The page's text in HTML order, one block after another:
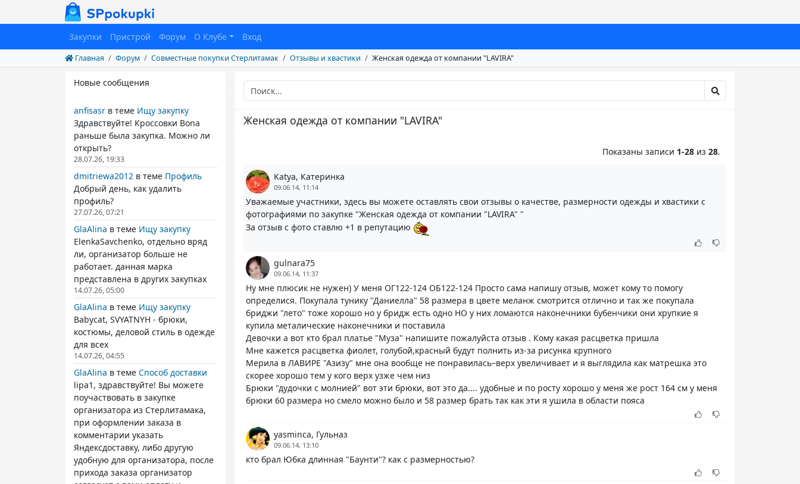
Закупки Пристрой Форум О Клубе Вход
Главная Форум Совместные покупки Стерлитамак Отзывы и хвастики Женская одежда от компании "LAVIRA"
Новые сообщения
anfisasr в теме Ищу закупку
Здравствуйте! Кроссовки Bona
раньше была закупка. Можно ли
открыть?
28.07.26, 19:33
dmitriewa2012 в теме Профиль
Добрый день, как удалить
профиль?
27.07.26, 07:21
GlaAlina в теме Ищу закупку
ElenkaSavchenko, отдельно вряд
ли, организатор больше не
работает. данная марка
представлена в других закупках
14.07.26, 05:00
GlaAlina в теме Ищу закупку
Babycat, SVYATNYH - брюки,
костюмы, деловой стиль в одежде
для всех
14.07.26, 04:55
GlaAlina в теме Способ доставки
lipa1, здравствуйте! Вы можете
поучаствовать в закупке
организатора из Стерлитамака,
при оформлении заказа в
комментарии указать
Яндексдоставку, либо другую
удобную для организатора, после
прихода заказа организатор
Женская одежда от компании "LAVIRA"
Показаны записи 1-28из 28.
Katya, Катеринка
09.06.14, 11:14
Уважаемые участники, здесь вы можете оставлять свои отзывы о качестве, размерности одежды и хвастики с
фотографиями по закупке "Женская одежда от компании "LAVIRA" "
За отзыв с фото ставлю +1 в репутацию
gulnara75
09.06.14, 11:37
Ну мне плюсик не нужен) У меня ОГ122-124 ОБ122-124 Просто сама напишу отзыв, может кому то помогу
определися. Покупала тунику "Даниелла" 58 размера в цвете меланж смотрится отлично и так же покупала
бриджи "лето" тоже хорошо но у бридж есть одно НО у них ломаются наконечники бубенчики они хрупкие я
купила металические наконечники и поставила
Девочки а вот кто брал платье "Муза" напишите пожалуйста отзыв . Кому какая расцветка пришла
Мне кажется расцветка фиолет, голубой,красный будут полнить из-за рисунка крупного
Мерила в ЛАВИРЕ "Азизу" мне она вообще не понравилась–верх увеличивает и я выглядила как матрешка это
скорее хорошо тем у кого верх узже чем низ
Брюки "дудочки с молнией" вот эти брюки, вот это да.... удобные и по росту хорошо у меня же рост 164 см у меня
брюки 60 размера но смело можно было и 58 размер брать так как эти я ушила в области пояса
yasminca, Гульназ
09.06.14, 13:10
кто брал Юбка длинная "Баунти"? как с размерностью?